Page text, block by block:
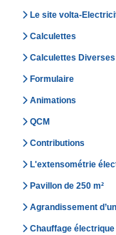
Le site volta-
Calculettes
Calculettes Diverses
Formulaire
Animations
QCM
Contributions
L'extensométrie
Pavillon de 250 m²
Agrandissement
Chauffage électrique